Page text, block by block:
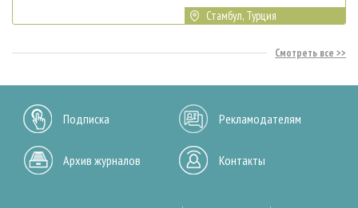
Стамбул, Турция
Смотреть все
Подписка Рекламодателям
Архив журналов Контакты